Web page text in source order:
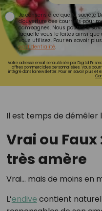
Je consens à ce que la société
d'ouverture des courriels pour
campagnes. Nous pourrons
laquelle vous le faites ainsi
vous utilisez. Pour en savoir
confidentialité.
Votre adresse email sera utilisée par Digital
offres commerciales personnalisées. Vous
intégré dans la newsletter. Pour en savoir plus et
Il est temps de démêler
Vrai ou Faux
très amère
Vrai… mais de moins en
L’endive contient